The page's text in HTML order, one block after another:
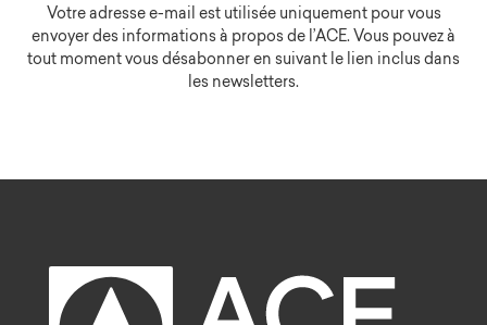
Votre adresse e-mail est utilisée uniquement pour vous
envoyer des informations à propos de l’ACE. Vous pouvez à
tout moment vous désabonner en suivant le lien inclus dans
les newsletters.